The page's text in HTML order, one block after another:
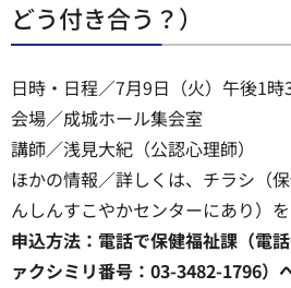
どう付き合う？）
日時・日程／7月9日（火）午後1
会場／成城ホール集会室
講師／浅見大紀（公認心理師）
ほかの情報／詳しくは、チラシ（
んしんすこやかセンターにあり）を
申込方法：電話で保健福祉課（電
ァクシミリ番号：03-3482-1796